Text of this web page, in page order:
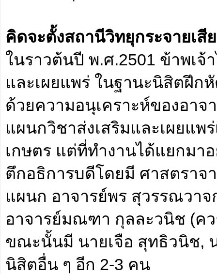
คิดจะตั้งสถานีวิทยุกระจายเสี
ในราวต้นปี พ.ศ.2501 ข้าพเจ้
และเผยแพร่ ในฐานะนิสิตฝึก
ด้วยความอนุเคราะห์ของอา
แผนกวิชาส่งเสริมและเผยแ
เกษตร แต่ที่ทำงานได้แยกมา
ตึกอธิการบดีโดยมี ศาสตรา
แผนก อาจารย์พร สุวรรณวา
อาจารย์มณฑา กุลละวนิช (ค
ขณะนั้นมี นายเจือ สุทธิวนิช,
นิสิตอื่น ๆ อีก 2-3 คน